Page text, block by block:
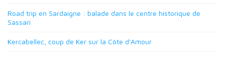
Road trip en Sardaigne : balade dans le centre historique de
Sassari
Kercabellec, coup de Ker sur la Côte d'Amour